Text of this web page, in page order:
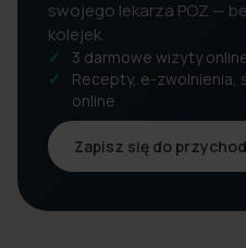
swojego lekarza POZ —
kolejek.
3 darmowe wizyty
Recepty, e-zwolnienia,
online
Zapisz się do